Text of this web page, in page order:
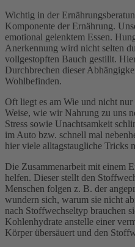
Wichtig in der
Komponente der Ernährung.
emotional gelenktem Essen.
Anerkennung wird nicht selten
vollgestopften Bauch gestillt.
Durchbrechen dieser
Wohlbefinden.
Oft liegt es am Wie und nicht
Weise, wie wir Nahrung zu uns
Stress sowie Unachtsamkeit
im Auto bzw. schnell mal
hier viele alltagstaugliche Tricks
Die Zusammenarbeit mit einem
helfen. Dieser stellt den
Menschen folgen z. B. der
wundern sich, warum sie nicht
nach Stoffwechseltyp brauchen
Kohlenhydrate anstelle einer
Körper übersäuert und den